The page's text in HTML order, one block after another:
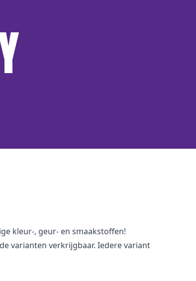
kleur-, geur- en smaakstoffen!
varianten verkrijgbaar. Iedere variant